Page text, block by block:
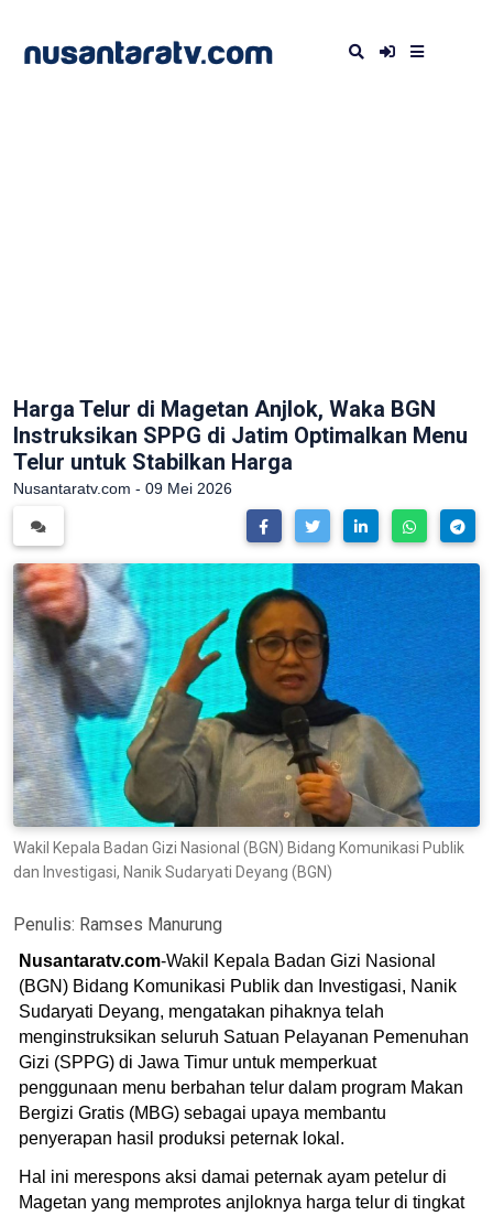
Harga Telur di Magetan Anjlok, Waka BGN
Instruksikan SPPG di Jatim Optimalkan Menu
Telur untuk Stabilkan Harga
Nusantaratv.com - 09 Mei 2026
Wakil Kepala Badan Gizi Nasional (BGN) Bidang Komunikasi Publik
dan Investigasi, Nanik Sudaryati Deyang (BGN)
Penulis: Ramses Manurung
Nusantaratv.com-Wakil Kepala Badan Gizi Nasional
(BGN) Bidang Komunikasi Publik dan Investigasi, Nanik
Sudaryati Deyang, mengatakan pihaknya telah
menginstruksikan seluruh Satuan Pelayanan Pemenuhan
Gizi (SPPG) di Jawa Timur untuk memperkuat
penggunaan menu berbahan telur dalam program Makan
Bergizi Gratis (MBG) sebagai upaya membantu
penyerapan hasil produksi peternak lokal.
Hal ini merespons aksi damai peternak ayam petelur di
Magetan yang memprotes anjloknya harga telur di tingkat